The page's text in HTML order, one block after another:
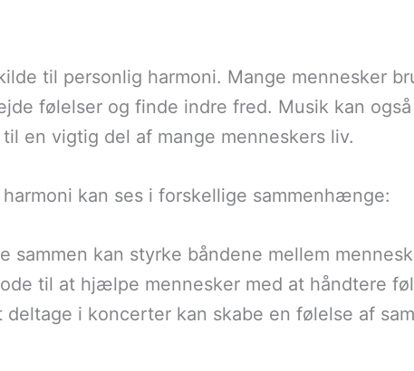
til personlig harmoni. Mange mennesker
følelser og finde indre fred. Musik kan
en vigtig del af mange menneskers liv.
kan ses i forskellige sammenhænge:
sammen kan styrke båndene mellem
til at hjælpe mennesker med at håndtere
deltage i koncerter kan skabe en følelse af